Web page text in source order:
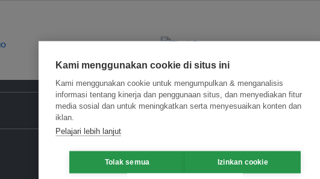
Kami menggunakan cookie di situs ini
Kami menggunakan cookie untuk mengumpulkan & menganalisis
informasi tentang kinerja dan penggunaan situs, dan menyediakan fitur
media sosial dan untuk meningkatkan serta menyesuaikan konten dan
iklan.
Pelajari lebih lanjut
Tolak semua Izinkan cookie